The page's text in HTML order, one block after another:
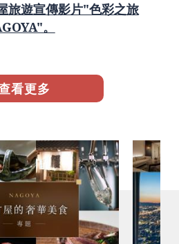
旅遊宣傳影片"色彩之旅
。
看更多